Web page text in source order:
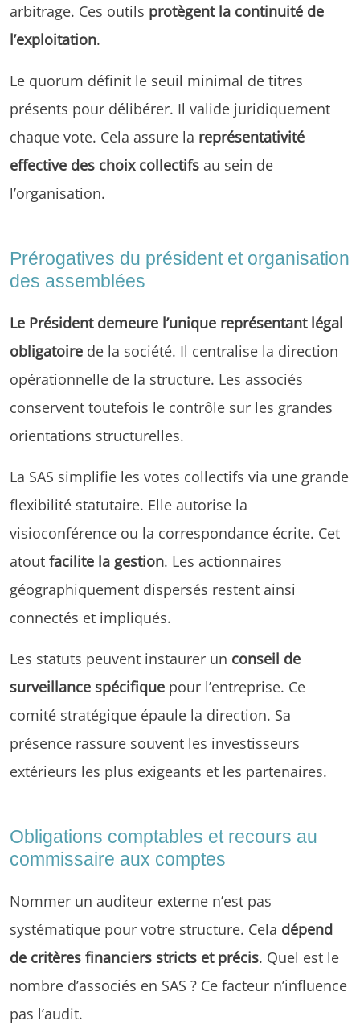
arbitrage. Ces outils protègent la continuité de
l’exploitation.
Le quorum définit le seuil minimal de titres
présents pour délibérer. Il valide juridiquement
chaque vote. Cela assure la représentativité
effective des choix collectifs au sein de
l’organisation.
Prérogatives du président et organisation
des assemblées
Le Président demeure l’unique représentant légal
obligatoire de la société. Il centralise la direction
opérationnelle de la structure. Les associés
conservent toutefois le contrôle sur les grandes
orientations structurelles.
La SAS simplifie les votes collectifs via une grande
flexibilité statutaire. Elle autorise la
visioconférence ou la correspondance écrite. Cet
atout facilite la gestion. Les actionnaires
géographiquement dispersés restent ainsi
connectés et impliqués.
Les statuts peuvent instaurer un conseil de
surveillance spécifique pour l’entreprise. Ce
comité stratégique épaule la direction. Sa
présence rassure souvent les investisseurs
extérieurs les plus exigeants et les partenaires.
Obligations comptables et recours au
commissaire aux comptes
Nommer un auditeur externe n’est pas
systématique pour votre structure. Cela dépend
de critères financiers stricts et précis. Quel est le
nombre d’associés en SAS ? Ce facteur n’influence
pas l’audit.